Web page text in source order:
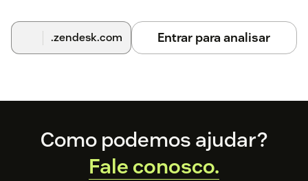
.zendesk.com Entrar para analisar
FooterComo podemos ajudar?
Fale conosco.